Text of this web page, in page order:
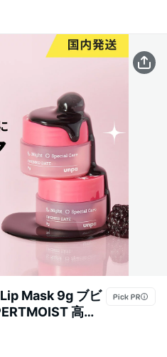
Mask 9g ブビ
高品
種子 アロエベラ
香 リップマスク